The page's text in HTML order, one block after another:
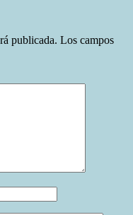
publicada. Los campos